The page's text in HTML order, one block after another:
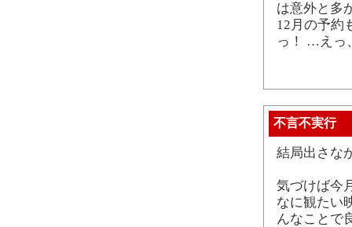
は意外と多
12月の予約
っ！ …えっ
不言不実行
結局出さな
気づけば今
なに観たい
んなことで